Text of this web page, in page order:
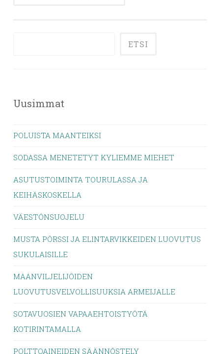
ETSI
Uusimmat
POLUISTA MAANTEIKSI
SODASSA MENETETYT KYLIEMME MIEHET
ASUTUSTOIMINTA TOURULASSA JA
KEIHÄSKOSKELLA
VÄESTÖNSUOJELU
MUSTA PÖRSSI JA ELINTARVIKKEIDEN LUOVUTUS
SUKULAISILLE
MAANVILJELIJÖIDEN
LUOVUTUSVELVOLLISUUKSIA ARMEIJALLE
SOTAVUOSIEN VAPAAEHTOISTYÖTÄ
KOTIRINTAMALLA
POLTTOAINEIDEN SÄÄNNÖSTELY